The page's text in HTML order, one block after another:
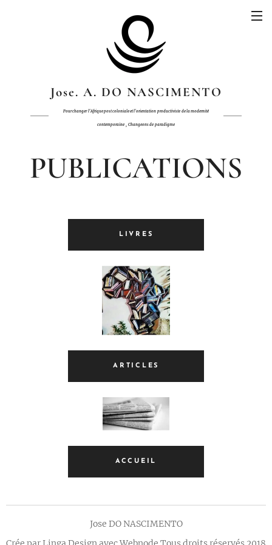
Jose. A. DO NASCIMENTO
Pour changer l'Afrique post coloniale et l'orientation productiviste dela modernité
contemporaine , Changeons de paradigme
PUBLICATIONS
LIVRES
ARTICLES
ACCUEIL
Jose DO NASCIMENTO